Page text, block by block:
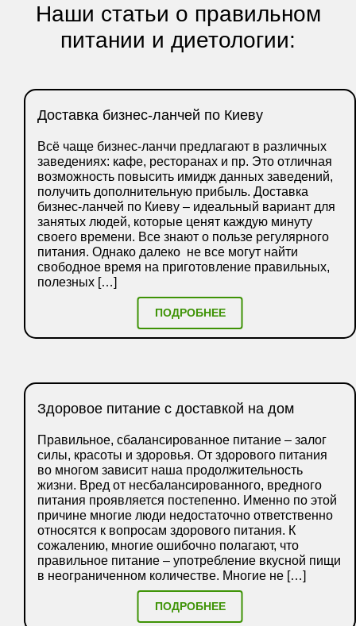
Наши статьи о правильном
питании и диетологии:
Доставка бизнес-ланчей по Киеву
Всё чаще бизнес-ланчи предлагают в различных
заведениях: кафе, ресторанах и пр. Это отличная
возможность повысить имидж данных заведений,
получить дополнительную прибыль. Доставка
бизнес-ланчей по Киеву – идеальный вариант для
занятых людей, которые ценят каждую минуту
своего времени. Все знают о пользе регулярного
питания. Однако далеко не все могут найти
свободное время на приготовление правильных,
полезных […]
ПОДРОБНЕЕ
Здоровое питание с доставкой на дом
Правильное, сбалансированное питание – залог
силы, красоты и здоровья. От здорового питания
во многом зависит наша продолжительность
жизни. Вред от несбалансированного, вредного
питания проявляется постепенно. Именно по этой
причине многие люди недостаточно ответственно
относятся к вопросам здорового питания. К
сожалению, многие ошибочно полагают, что
правильное питание – употребление вкусной пищи
в неограниченном количестве. Многие не […]
ПОДРОБНЕЕ